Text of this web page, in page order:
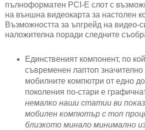
пълноформатен PCI-E слот с
на външна видеокарта за настолен
Възможността за ъпгрейд на видео-
наложителна поради следните
Единственият компонент, по
съвременен лаптоп
мобилните компютри от едно
поколения по-стари е
немалко наши статии ви
мобилен компютър с топ
близкото минало минимално